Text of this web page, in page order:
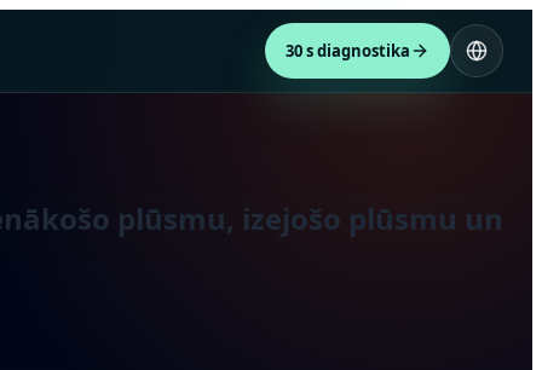
30 s diagnostika
plūsmu, izejošo plūsmu un